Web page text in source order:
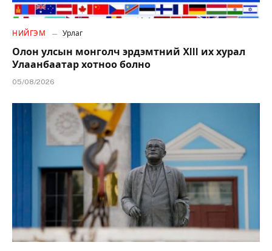
НИЙГЭМ Урлаг
Олон улсын монголч эрдэмтний XIII их хурал
Улаанбаатар хотноо болно
05/08/2026